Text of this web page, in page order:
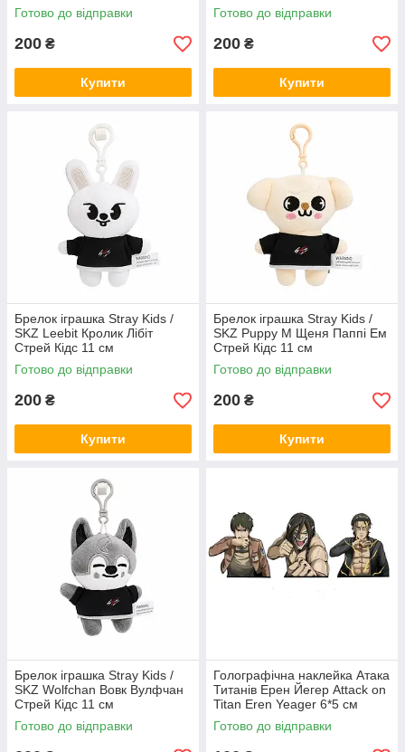
Готово до відправки
200 ₴
Купити
Готово до відправки
200 ₴
Купити
Брелок іграшка Stray Kids /
SKZ Leebit Кролик Лібіт
Стрей Кідс 11 см
Готово до відправки
200 ₴
Купити
Брелок іграшка Stray Kids /
SKZ Puppy M Щеня Паппі Ем
Стрей Кідс 11 см
Готово до відправки
200 ₴
Купити
Брелок іграшка Stray Kids /
SKZ Wolfchan Вовк Вулфчан
Стрей Кідс 11 см
Готово до відправки
Голографічна наклейка Атака
Титанів Ерен Йегер Attack on
Titan Eren Yeager 6*5 см
Готово до відправки